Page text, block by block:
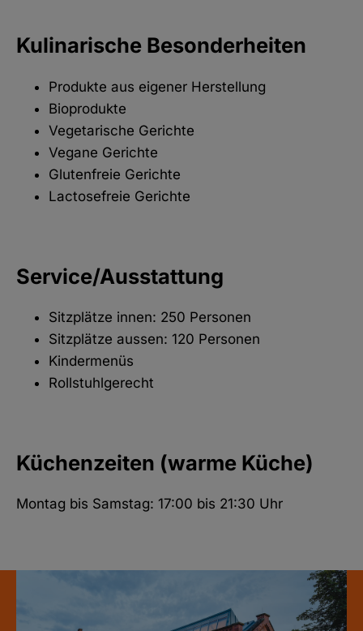
Kulinarische Besonderheiten
Produkte aus eigener Herstellung
Bioprodukte
Vegetarische Gerichte
Vegane Gerichte
Glutenfreie Gerichte
Lactosefreie Gerichte
Service/Ausstattung
Sitzplätze innen: 250 Personen
Sitzplätze aussen: 120 Personen
Kindermenüs
Rollstuhlgerecht
Küchenzeiten (warme Küche)
Montag bis Samstag: 17:00 bis 21:30 Uhr